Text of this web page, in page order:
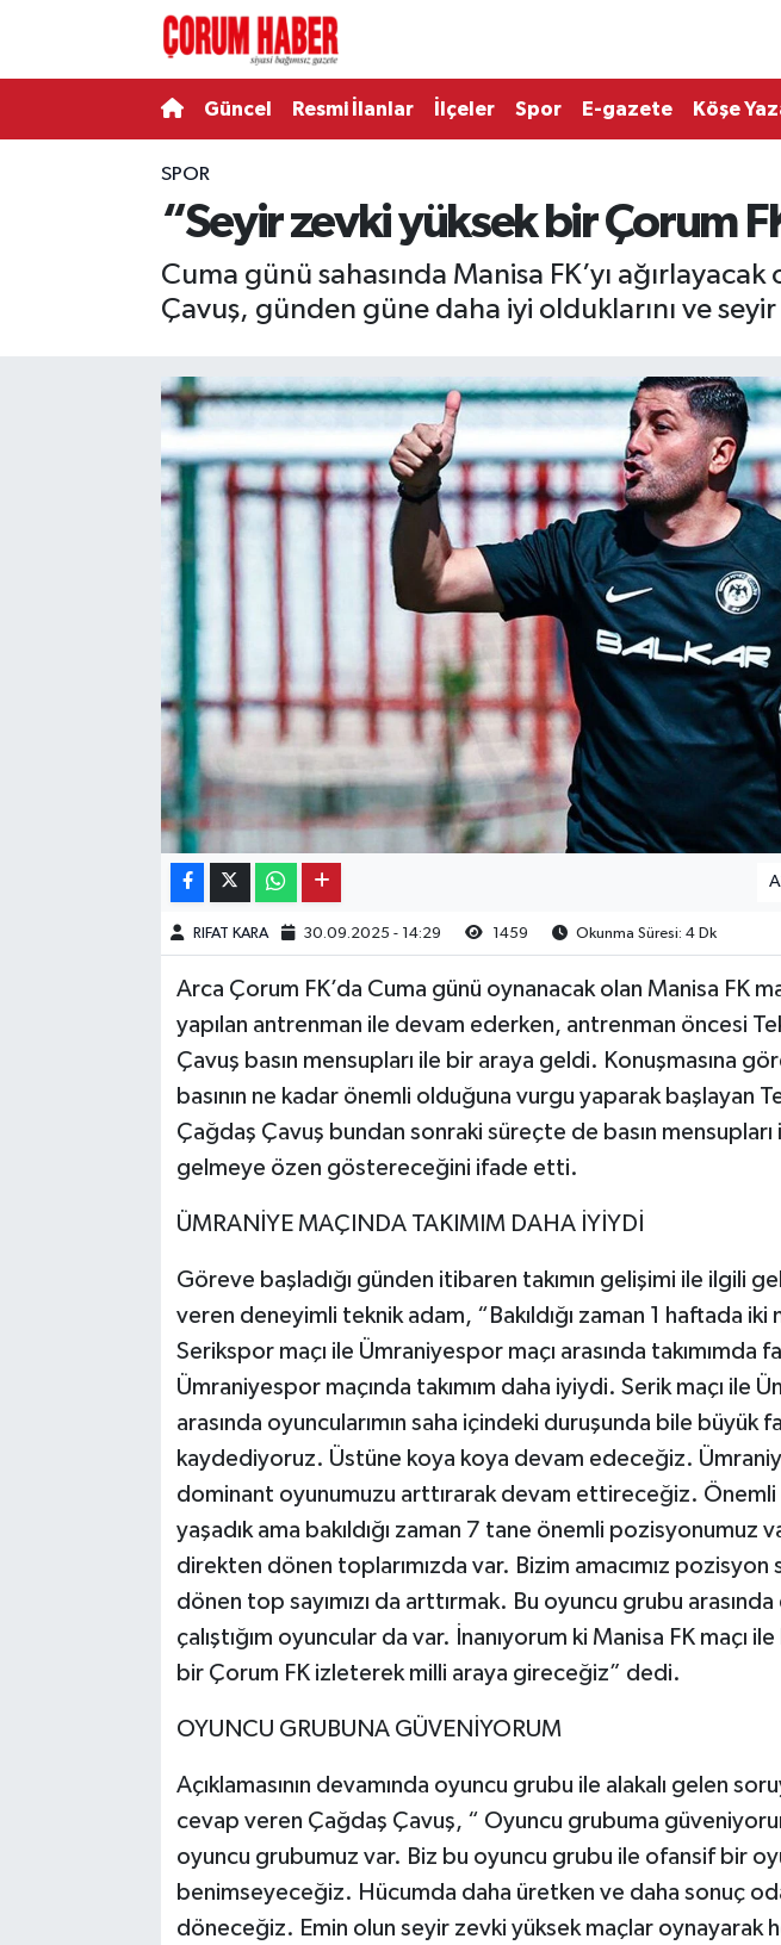
Güncel Resmi İlanlar İlçeler Spor E-gazete Köşe
SPOR
“Seyir zevki yüksek bir Çorum
Cuma günü sahasında Manisa FK’yı
Çavuş, günden güne daha iyi olduklarını ve
A
RIFAT KARA 30.09.2025 - 14:29 1459 Okunma Süresi: 4 Dk
Arca Çorum FK’da Cuma günü oynanacak olan Manisa FK
yapılan antrenman ile devam ederken, antrenman öncesi
Çavuş basın mensupları ile bir araya geldi. Konuşmasına
basının ne kadar önemli olduğuna vurgu yaparak başlayan
Çağdaş Çavuş bundan sonraki süreçte de basın mensupları
gelmeye özen göstereceğini ifade etti.
ÜMRANİYE MAÇINDA TAKIMIM DAHA İYİYDİ
Göreve başladığı günden itibaren takımın gelişimi ile ilgili
veren deneyimli teknik adam, “Bakıldığı zaman 1 haftada iki
Serikspor maçı ile Ümraniyespor maçı arasında takımımda
Ümraniyespor maçında takımım daha iyiydi. Serik maçı ile
arasında oyuncularımın saha içindeki duruşunda bile büyük
kaydediyoruz. Üstüne koya koya devam edeceğiz.
dominant oyunumuzu arttırarak devam ettireceğiz. Önemli
yaşadık ama bakıldığı zaman 7 tane önemli pozisyonumuz
direkten dönen toplarımızda var. Bizim amacımız pozisyon
dönen top sayımızı da arttırmak. Bu oyuncu grubu
çalıştığım oyuncular da var. İnanıyorum ki Manisa FK maçı
bir Çorum FK izleterek milli araya gireceğiz” dedi.
OYUNCU GRUBUNA GÜVENİYORUM
Açıklamasının devamında oyuncu grubu ile alakalı gelen
cevap veren Çağdaş Çavuş, “ Oyuncu grubuma
oyuncu grubumuz var. Biz bu oyuncu grubu ile ofansif bir
benimseyeceğiz. Hücumda daha üretken ve daha sonuç
döneceğiz. Emin olun seyir zevki yüksek maçlar oynayarak
Resmi İlanlar
Boğazkale
Çorum Namaz Vakitleri
Trafik Durumu
Tüm Manşetler
Son Dakika Haberleri
Haber Arşivi